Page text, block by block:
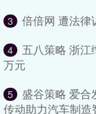
3 倍倍网 遭法律
4
五八策略 浙江
万元
5
盛谷策略 爱合
传动助力汽车制